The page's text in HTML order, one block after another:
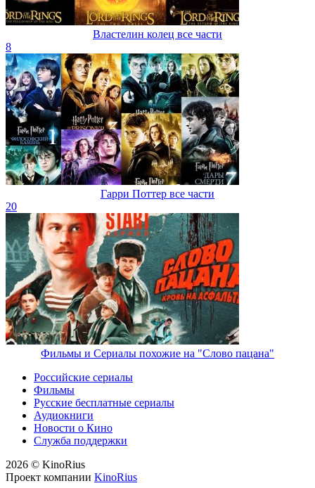
Властелин колец все части
8
Гарри Поттер все части
20
Фильмы и Сериалы похожие на "Слово пацана"
Российские сериалы
Фильмы
Русские бесплатные сериалы
Аудиокниги
Новости о Кино
Служба поддержки
2026 © KinoRius
Проект компании KinoRius